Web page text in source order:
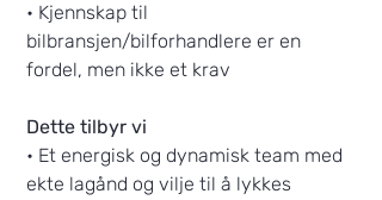
• Kjennskap til
bilbransjen/bilforhandlere er en
fordel, men ikke et krav
Dette tilbyr vi
• Et energisk og dynamisk team med
ekte lagånd og vilje til å lykkes